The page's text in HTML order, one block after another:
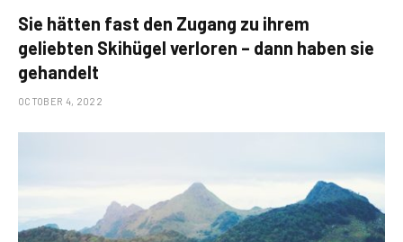
Sie hätten fast den Zugang zu ihrem
geliebten Skihügel verloren – dann haben sie
gehandelt
OCTOBER 4, 2022